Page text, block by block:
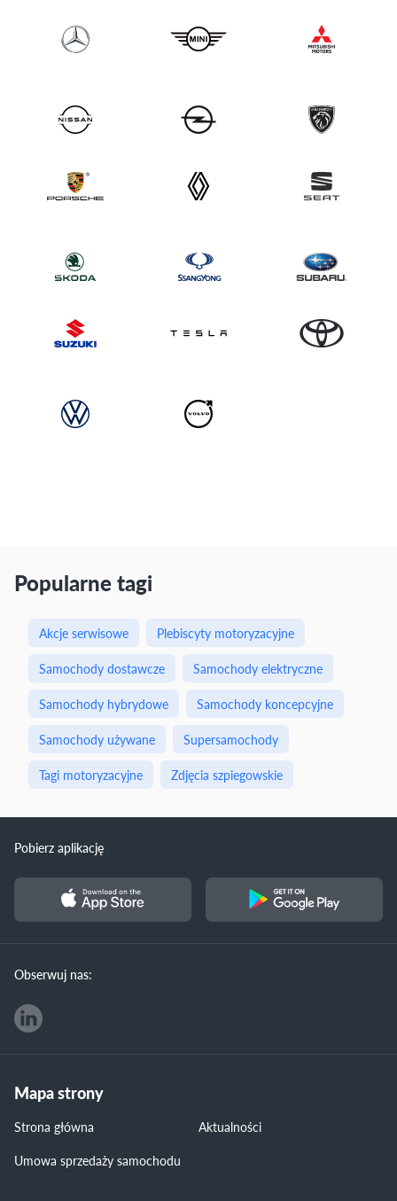
Popularne tagi
Akcje serwisowe
Plebiscyty motoryzacyjne
Samochody dostawcze
Samochody elektryczne
Samochody hybrydowe
Samochody koncepcyjne
Samochody używane
Supersamochody
Tagi motoryzacyjne
Zdjęcia szpiegowskie
Pobierz aplikację
Obserwuj nas:
Mapa strony
Strona główna
Aktualności
Umowa sprzedaży samochodu